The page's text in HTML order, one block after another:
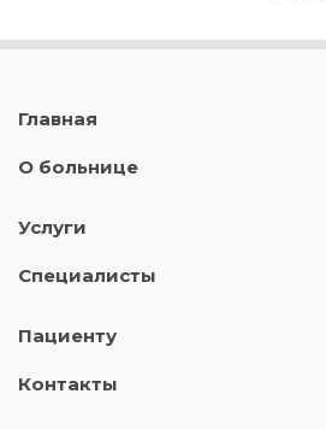
Главная
О больнице
Услуги
Специалисты
Пациенту
Контакты